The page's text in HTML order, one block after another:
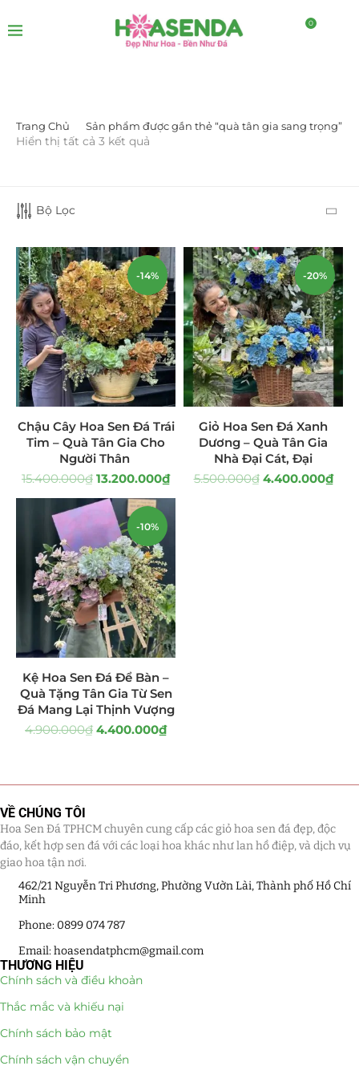
0
LỌC BỞI GIÁ
LỌC
DANH MỤC SẢN PHẨM
Giá Sỉ Đại Lý (145)
Cây Sen Đá Giá Sỉ
Chậu Sen Đá Mini
Lan Hồ Điệp Truyền Thống
Lũa Hồ Điệp Sen Đá
Tiểu Cảnh Lan Sen Đá
Hoa Ngày Lễ 8/3
Hoa Tặng 14/2
Hoa Tặng 20/10
Quà Tặng Khách Hàng
Quà Tặng Sếp (320)
Quà Tết (278)
Quà Tặng 20 11
Sen Đá DECOR
Bó Hoa Sen Đá
Hoa Cưới Sen Đá
Trang Chủ Sản phẩm được gắn thẻ “quà tân gia sang trọng”
Hiển thị tất cả 3 kết quả
Bộ Lọc
-14%
Chậu Cây Hoa Sen Đá Trái
Tim – Quà Tân Gia Cho
Người Thân
15.400.000₫ 13.200.000₫
-20%
Giỏ Hoa Sen Đá Xanh
Dương – Quà Tân Gia
Nhà Đại Cát, Đại
5.500.000₫ 4.400.000₫
-10%
Kệ Hoa Sen Đá Để Bàn –
Quà Tặng Tân Gia Từ Sen
Đá Mang Lại Thịnh Vượng
4.900.000₫ 4.400.000₫
VỀ CHÚNG TÔI
Hoa Sen Đá TPHCM chuyên cung cấp các giỏ hoa sen đá đẹp, độc
đáo, kết hợp sen đá với các loại hoa khác như lan hồ điệp, và dịch vụ
giao hoa tận nơi.
462/21 Nguyễn Tri Phương, Phường Vườn Lài, Thành phố Hồ Chí
Minh
Phone: 0899 074 787
Email: hoasendatphcm@gmail.com
THƯƠNG HIỆU
Chính sách và điều khoản
Thắc mắc và khiếu nại
Chính sách bảo mật
Chính sách vận chuyển